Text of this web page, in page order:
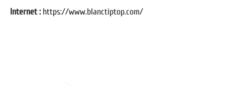
Internet : https://www.blanctiptop.com/